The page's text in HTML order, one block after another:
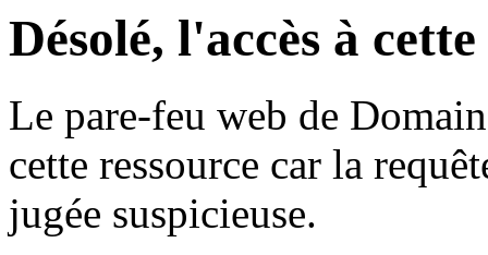
Désolé, l'accès à
Le pare-feu web de
cette ressource car la
jugée suspicieuse.